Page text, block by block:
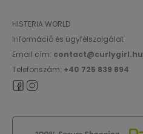
HISTERIA WORLD
Információ és ügyfélszolgálat
Email cím: contact@curlygirl.hu
Telefonszám: +40 725 839 894